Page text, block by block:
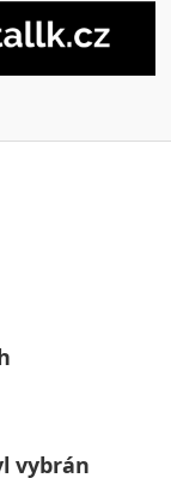
vybrán